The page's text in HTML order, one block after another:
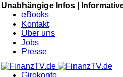
Unabhängige Infos |
eBooks
Kontakt
Über uns
Jobs
Presse
Girokonto